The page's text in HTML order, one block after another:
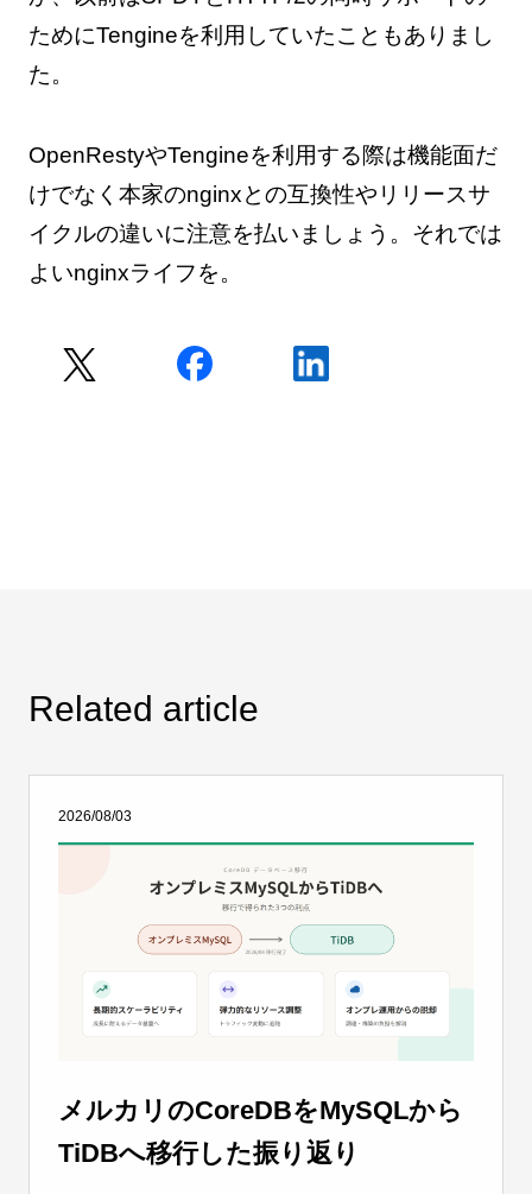
ためにTengineを利用していたこともありまし
た。
OpenRestyやTengineを利用する際は機能面だ
けでなく本家のnginxとの互換性やリリースサ
イクルの違いに注意を払いましょう。それでは
よいnginxライフを。
Related article
2026/08/03
メルカリのCoreDBをMySQLから
TiDBへ移行した振り返り